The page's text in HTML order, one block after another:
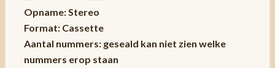
Opname: Stereo
Format: Cassette
Aantal nummers: geseald kan niet zien welke
nummers erop staan